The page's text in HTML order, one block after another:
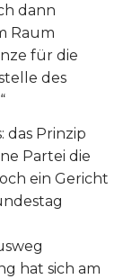
dann
Raum
für die
des
das Prinzip
Partei die
ein Gericht
hat sich am